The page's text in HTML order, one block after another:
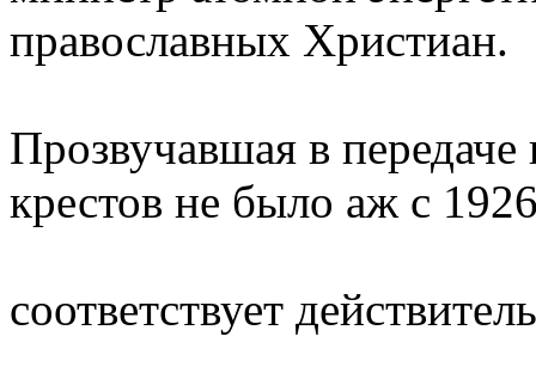
православных Христиан.
Прозвучавшая в
крестов не было аж с
соответствует